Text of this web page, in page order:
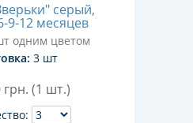
серый,
9-12 месяцев
одним цветом
3 шт
грн. (1 шт.)